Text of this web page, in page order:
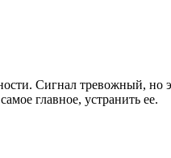
Сигнал тревожный, но
главное, устранить ее.